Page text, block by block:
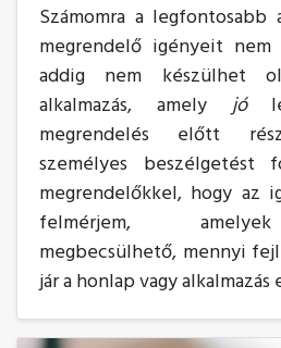
Számomra a legfontosabb
megrendelő igényeit nem
addig nem készülhet
alkalmazás, amelyjó
megrendelés előtt
személyes beszélgetést
megrendelőkkel, hogy az
felmérjem,
megbecsülhető, mennyi
jár a honlap vagy